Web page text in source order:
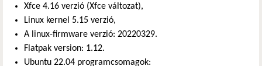
Xfce 4.16 verzió (Xfce változat),
Linux kernel 5.15 verzió,
A linux-firmware verzió: 20220329.
Flatpak version: 1.12.
Ubuntu 22.04 programcsomagok: